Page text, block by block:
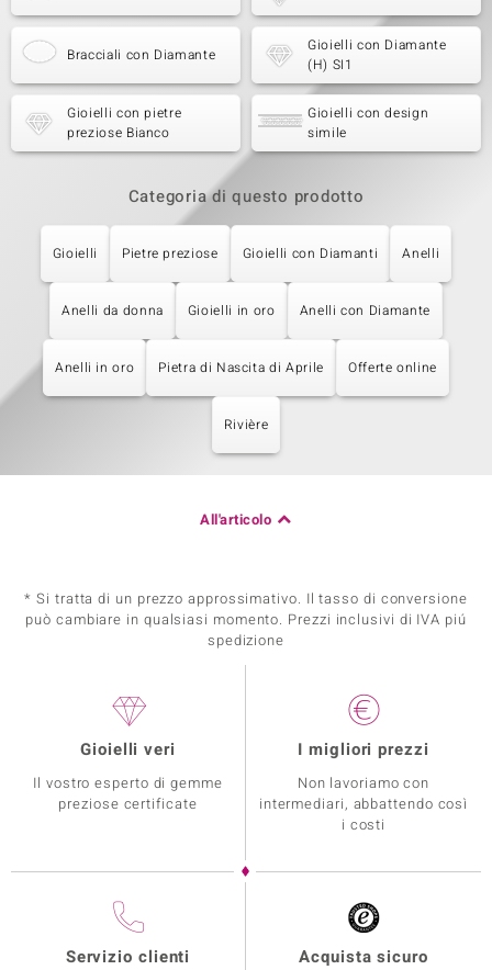
Bracciali con Diamante
Gioielli con Diamante
(H) SI1
Gioielli con pietre
preziose Bianco
Gioielli con design
simile
Categoria di questo prodotto
Gioielli Pietre preziose Gioielli con Diamanti Anelli
Anelli da donna Gioielli in oro Anelli con Diamante
Anelli in oro Pietra di Nascita di Aprile Offerte online
Rivière
All'articolo
* Si tratta di un prezzo approssimativo. Il tasso di conversione
può cambiare in qualsiasi momento. Prezzi inclusivi di IVA piú
spedizione
Gioielli veri
Il vostro esperto di gemme
preziose certificate
I migliori prezzi
Non lavoriamo con
intermediari, abbattendo così
i costi
Servizio clienti Acquista sicuro